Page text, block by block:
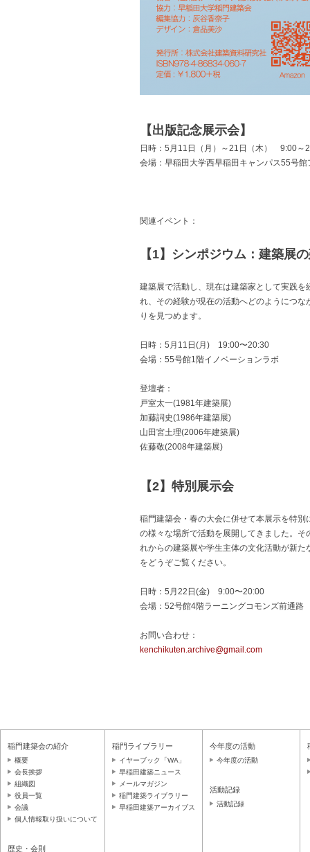
【出版記念展示会】
日時：5月11日（月）～21日（木） 9:00
会場：早稲田大学西早稲田キャンパス55号館
関連イベント：
【1】シンポジウム：建築展
建築展で活動し、現在は建築家として実践
れ、その経験が現在の活動へどのようにつ
りを見つめます。
日時：5月11日(月) 19:00〜20:30
会場：55号館1階イノベーションラボ
登壇者：
戸室太一(1981年建築展)
加藤詞史(1986年建築展)
山田宮土理(2006年建築展)
佐藤敬(2008年建築展)
【2】特別展示会
稲門建築会・春の大会に併せて本展示を特
の様々な場所で活動を展開してきました。
れからの建築展や学生主体の文化活動が新
をどうぞご覧ください。
日時：5月22日(金) 9:00〜20:00
会場：52号館4階ラーニングコモンズ前通路
お問い合わせ：
kenchikuten.archive@gmail.com
稲門建築会の紹介
概要
会長挨拶
組織図
役員一覧
会議
個人情報取り扱いについて
歴史・会則
稲門ライブラリー
イヤーブック「WA」
早稲田建築ニュース
メールマガジン
稲門建築ライブラリー
早稲田建築アーカイブス
今年度の活動
今年度の活動
活動記録
活動記録